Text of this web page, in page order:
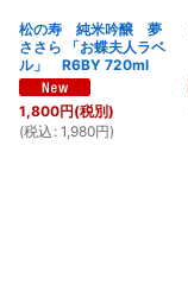
松の寿 純米吟醸 夢
ささら 「お蝶夫人ラベ
ル」 R6BY 720ml
1,800円(税別)
(税込 : 1,980円)